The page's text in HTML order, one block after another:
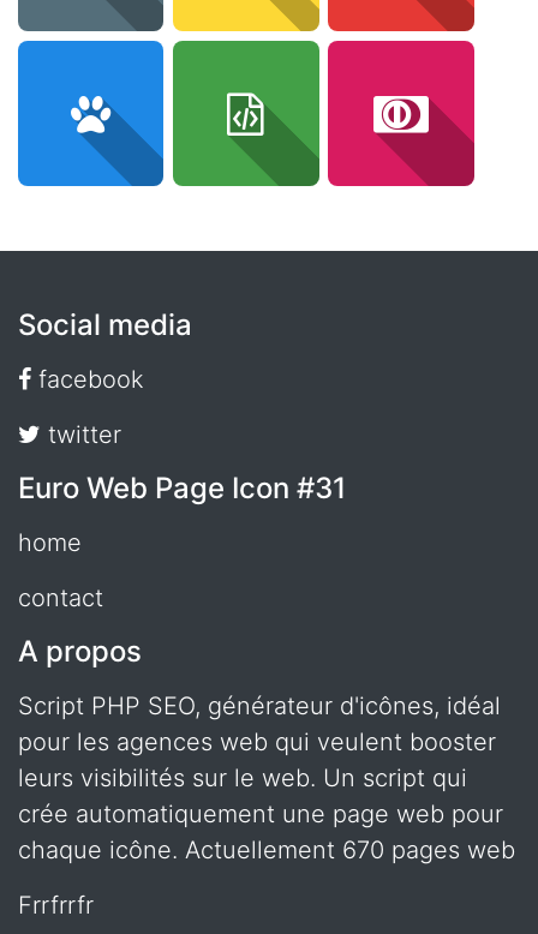
Social media
facebook
twitter
Euro Web Page Icon #31
home
contact
A propos
Script PHP SEO, générateur d'icônes, idéal
pour les agences web qui veulent booster
leurs visibilités sur le web. Un script qui
crée automatiquement une page web pour
chaque icône. Actuellement 670 pages web
frrfrrfr